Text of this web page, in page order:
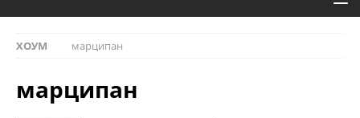
ХОУМ марципан
марципан